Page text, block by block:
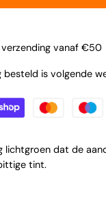
vanaf €50
besteld is volgende
lichtgroen dat de
tint.